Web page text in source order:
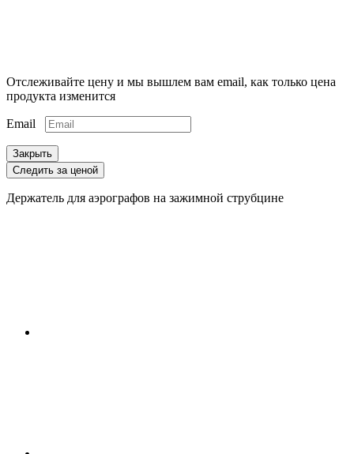
Отслеживайте цену и мы вышлем вам email, как только цена
продукта изменится
Email
Закрыть
Следить за ценой
Держатель для аэрографов на зажимной струбцине